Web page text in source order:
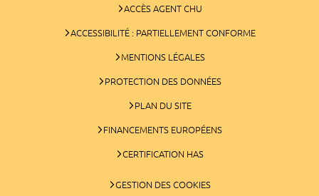
ACCÈS AGENT CHU
ACCESSIBILITÉ : PARTIELLEMENT CONFORME
MENTIONS LÉGALES
PROTECTION DES DONNÉES
PLAN DU SITE
FINANCEMENTS EUROPÉENS
CERTIFICATION HAS
GESTION DES COOKIES